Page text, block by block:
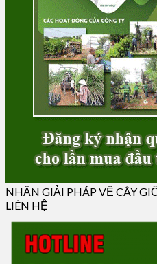
NHẬN GIẢI PHÁP VỀ CÂY
LIÊN HỆ